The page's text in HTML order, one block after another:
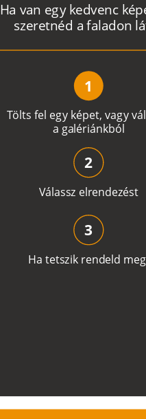
Tölts fel egy képet, vagyvál
a galériánkból
Ha van egy kedvenc kép
szeretnéd a faladon lá
1
Válassz elrendezést
2
Ha tetszik rendeld meg
3